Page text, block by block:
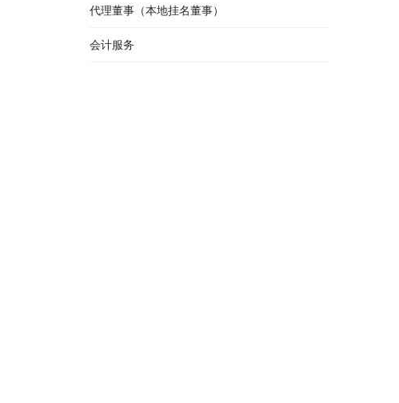
代理董事（本地挂名董事）
会计服务